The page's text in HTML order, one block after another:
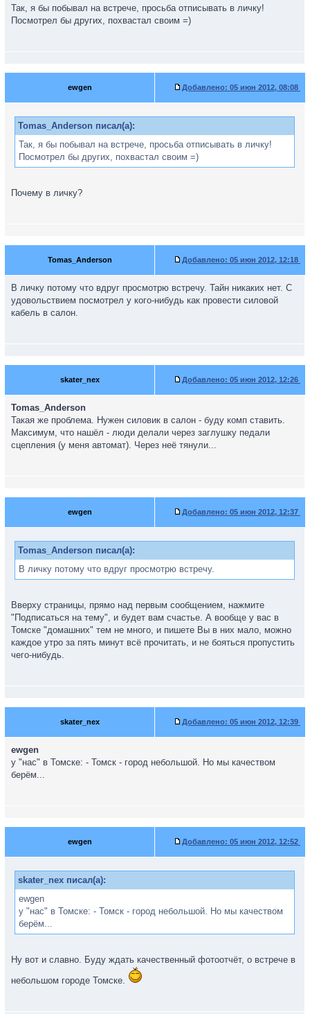
Так, я бы побывал на встрече, просьба отписывать в личку!
Посмотрел бы других, похвастал своим =)
ewgen Добавлено: 05 июн 2012, 08:08
Tomas_Anderson писал(а):
Так, я бы побывал на встрече, просьба отписывать в личку!
Посмотрел бы других, похвастал своим =)
Почему в личку?
Tomas_Anderson Добавлено: 05 июн 2012, 12:18
В личку потому что вдруг просмотрю встречу. Тайн никаких нет. С
удовольствием посмотрел у кого-нибудь как провести силовой
кабель в салон.
skater_nex Добавлено: 05 июн 2012, 12:26
Tomas_Anderson
Такая же проблема. Нужен силовик в салон - буду комп ставить.
Максимум, что нашёл - люди делали через заглушку педали
сцепления (у меня автомат). Через неё тянули...
ewgen Добавлено: 05 июн 2012, 12:37
Tomas_Anderson писал(а):
В личку потому что вдруг просмотрю встречу.
Вверху страницы, прямо над первым сообщением, нажмите
"Подписаться на тему", и будет вам счастье. А вообще у вас в
Томске "домашних" тем не много, и пишете Вы в них мало, можно
каждое утро за пять минут всё прочитать, и не бояться пропустить
чего-нибудь.
skater_nex Добавлено: 05 июн 2012, 12:39
ewgen
у "нас" в Томске: - Томск - город небольшой. Но мы качеством
берём...
ewgen Добавлено: 05 июн 2012, 12:52
skater_nex писал(а):
ewgen
у "нас" в Томске: - Томск - город небольшой. Но мы качеством
берём...
Ну вот и славно. Буду ждать качественный фотоотчёт, о встрече в
небольшом городе Томске.